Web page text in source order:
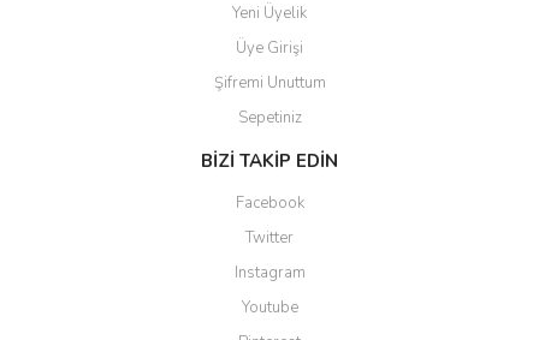
Yeni Üyelik
Üye Girişi
Şifremi Unuttum
Sepetiniz
BİZİ TAKİP EDİN
Facebook
Twitter
Instagram
Youtube